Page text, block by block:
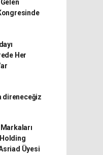
Her
direneceğiz
Holding
Üyesi